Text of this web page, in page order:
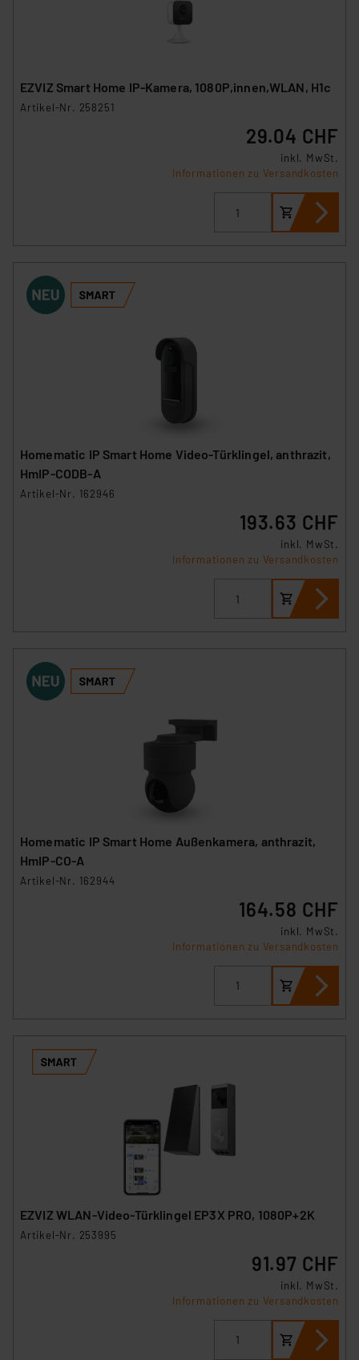
Datenschutzerklärung
EZVIZ Smart Home IP-Kamera, 1080P,innen,WLAN, H1c
Artikel-Nr. 258251
29.04 CHF
inkl. MwSt.
Informationen zu Versandkosten
Homematic IP Smart Home Video-Türklingel, anthrazit,
HmIP-CODB-A
Artikel-Nr. 162946
193.63 CHF
inkl. MwSt.
Informationen zu Versandkosten
Homematic IP Smart Home Außenkamera, anthrazit,
HmIP-CO-A
Artikel-Nr. 162944
164.58 CHF
inkl. MwSt.
Informationen zu Versandkosten
EZVIZ WLAN-Video-Türklingel EP3X PRO, 1080P+2K
Artikel-Nr. 253995
91.97 CHF
inkl. MwSt.
Informationen zu Versandkosten